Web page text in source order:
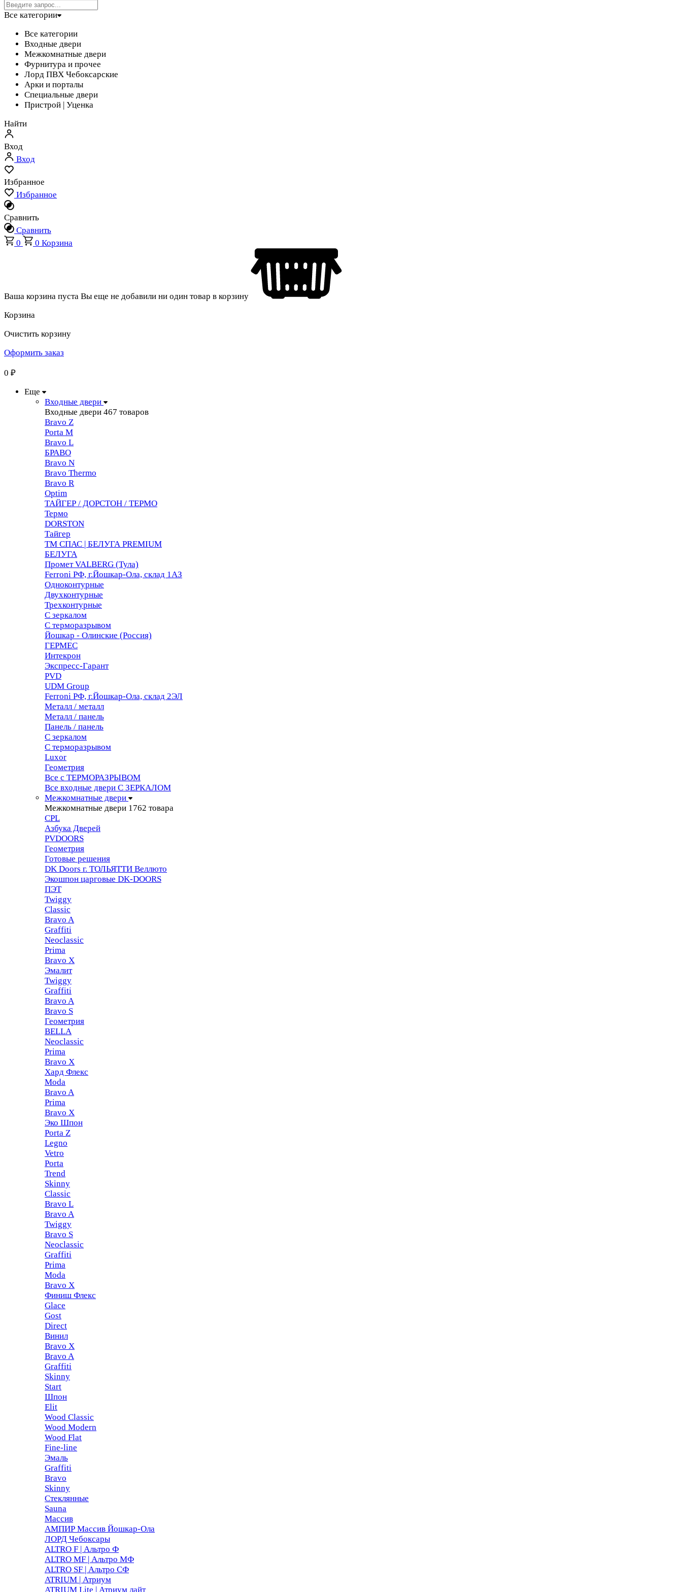
Все категории
Все категории
Входные двери
Межкомнатные двери
Фурнитура и прочее
Лорд ПВХ Чебоксарские
Арки и порталы
Специальные двери
Пристрой | Уценка
Найти
Вход
Вход
Избранное
Избранное
Сравнить
Сравнить
0
0 Корзина
Ваша корзина пуста Вы еще не добавили ни один товар в корзину
Корзина
Очистить корзину
Оформить заказ
0 ₽
Еще
Входные двери
Входные двери 467 товаров
Bravo Z
Porta М
Bravo L
БРАВО
Bravo N
Bravo Thermo
Bravo R
Optim
ТАЙГЕР / ДОРСТОН / ТЕРМО
Термо
DORSTON
Тайгер
ТМ СПАС | БЕЛУГА PREMIUM
БЕЛУГА
Промет VALBERG (Тула)
Ferroni РФ, г.Йошкар-Ола, склад 1АЗ
Одноконтурные
Двухконтурные
Трехконтурные
С зеркалом
С терморазрывом
Йошкар - Олинские (Россия)
ГЕРМЕС
Интекрон
Экспресс-Гарант
PVD
UDM Group
Ferroni РФ, г.Йошкар-Ола, склад 2ЭЛ
Металл / металл
Металл / панель
Панель / панель
С зеркалом
С терморазрывом
Luxor
Геометрия
Все с ТЕРМОРАЗРЫВОМ
Все входные двери С ЗЕРКАЛОМ
Межкомнатные двери
Межкомнатные двери 1762 товара
CPL
Азбука Дверей
PVDOORS
Геометрия
Готовые решения
DK Doors г. ТОЛЬЯТТИ Веллюто
Экошпон царговые DK-DOORS
ПЭТ
Twiggy
Classic
Bravo A
Graffiti
Neoclassic
Prima
Bravo X
Эмалит
Twiggy
Graffiti
Bravo A
Bravo S
Геометрия
BELLA
Neoclassic
Prima
Bravo X
Хард Флекс
Moda
Bravo A
Prima
Bravo X
Эко Шпон
Porta Z
Legno
Vetro
Porta
Trend
Skinny
Classic
Bravo L
Bravo A
Twiggy
Bravo S
Neoclassic
Graffiti
Prima
Moda
Bravo X
Финиш Флекс
Glace
Gost
Direct
Винил
Bravo X
Bravo A
Graffiti
Skinny
Start
Шпон
Elit
Wood Classic
Wood Modern
Wood Flat
Fine-line
Эмаль
Graffiti
Bravo
Skinny
Стеклянные
Sauna
Массив
АМПИР Массив Йошкар-Ола
ЛОРД Чебоксары
ALTRO F | Альтро Ф
ALTRO MF | Альтро МФ
ALTRO SF | Альтро СФ
ATRIUM | Атриум
ATRIUM Lite | Атриум лайт